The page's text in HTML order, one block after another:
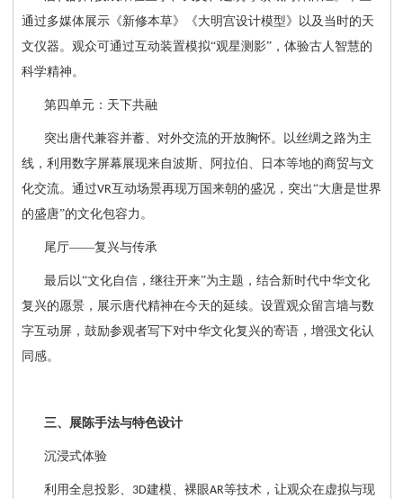
通过多媒体展示《新修本草》《大明宫设计模型》以及当时的天
文仪器。观众可通过互动装置模拟“观星测影”，体验古人智慧的
科学精神。
第四单元：天下共融
突出唐代兼容并蓄、对外交流的开放胸怀。以丝绸之路为主
线，利用数字屏幕展现来自波斯、阿拉伯、日本等地的商贸与文
化交流。通过VR互动场景再现万国来朝的盛况，突出“大唐是世界
的盛唐”的文化包容力。
尾厅——复兴与传承
最后以“文化自信，继往开来”为主题，结合新时代中华文化
复兴的愿景，展示唐代精神在今天的延续。设置观众留言墙与数
字互动屏，鼓励参观者写下对中华文化复兴的寄语，增强文化认
同感。
三、展陈手法与特色设计
沉浸式体验
利用全息投影、 3D建模、裸眼AR等技术，让观众在虚拟与现